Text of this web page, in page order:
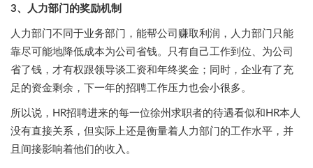
3、人力部门的奖励机制
人力部门不同于业务部门，能帮公司赚取利润，人力部门只能
靠尽可能地降低成本为公司省钱。只有自己工作到位、为公司
省了钱，才有权跟领导谈工资和年终奖金；同时，企业有了充
足的资金剩余，下一年的招聘工作压力也会小很多。
所以说，HR招聘进来的每一位徐州求职者的待遇看似和HR本人
没有直接关系，但实际上还是衡量着人力部门的工作水平，并
且间接影响着他们的收入。